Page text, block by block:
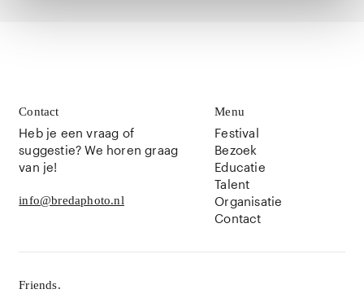
Contact
Heb je een vraag of
suggestie? We horen graag
van je!
info@bredaphoto.nl
Menu
Festival
Bezoek
Educatie
Talent
Organisatie
Contact
Friends.